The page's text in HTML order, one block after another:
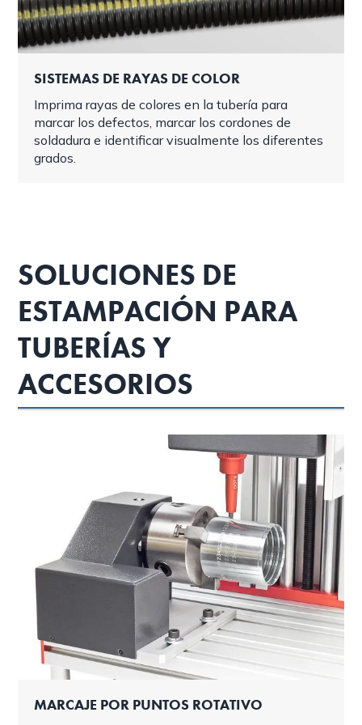
SISTEMAS DE RAYAS DE COLOR
Imprima rayas de colores en la tubería para
marcar los defectos, marcar los cordones de
soldadura e identificar visualmente los diferentes
grados.
SOLUCIONES DE
ESTAMPACIÓN PARA
TUBERÍAS Y
ACCESORIOS
MARCAJE POR PUNTOS ROTATIVO